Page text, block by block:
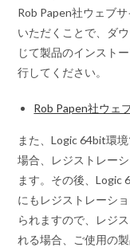
Rob Papen社ウェブ
いただくことで、ダ
じて製品のインスト
行してください。
Rob Papen社ウェ
また、Logic 64bit環
場合、レジストレー
ます。その後、Logic
にもレジストレーシ
られますので、レジ
れる場合、ご使用の